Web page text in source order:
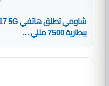
ببطارية 7500 مللي ...